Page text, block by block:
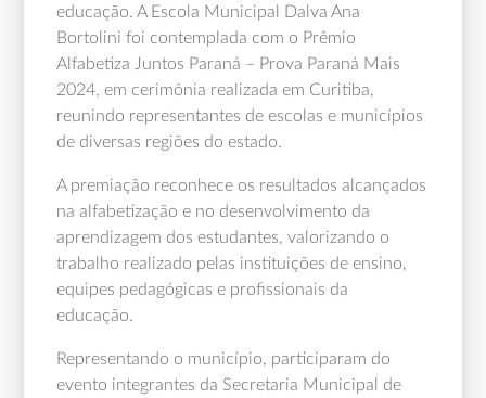
educação. A Escola Municipal Dalva Ana
Bortolini foi contemplada com o Prêmio
Alfabetiza Juntos Paraná – Prova Paraná Mais
2024, em cerimônia realizada em Curitiba,
reunindo representantes de escolas e municípios
de diversas regiões do estado.
A premiação reconhece os resultados alcançados
na alfabetização e no desenvolvimento da
aprendizagem dos estudantes, valorizando o
trabalho realizado pelas instituições de ensino,
equipes pedagógicas e profissionais da
educação.
Representando o município, participaram do
evento integrantes da Secretaria Municipal de